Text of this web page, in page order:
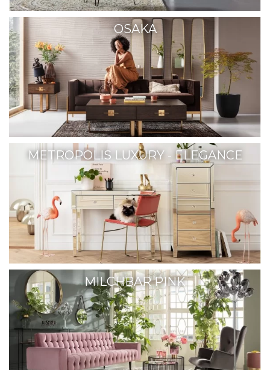
OSAKA
METROPOLIS LUXURY - ELEGANCE
MILCHBAR PINK